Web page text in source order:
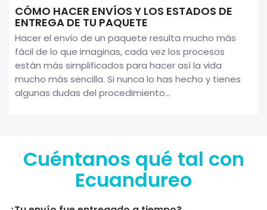
CÓMO HACER ENVÍOS Y LOS ESTADOS DE
ENTREGA DE TU PAQUETE
Hacer el envío de un paquete resulta mucho más
fácil de lo que imaginas, cada vez los procesos
están más simplificados para hacer así la vida
mucho más sencilla. Si nunca lo has hecho y tienes
algunas dudas del procedimiento...
Cuéntanos qué tal con
Ecuandureo